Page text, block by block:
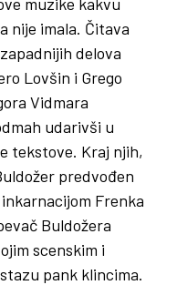
nije imala. Čitava
delova
Lovšin i Grego
Vidmara
udarivši u
tekstove. Kraj njih,
predvođen
Frenka
Buldožera
scenskim i
pank klincima.